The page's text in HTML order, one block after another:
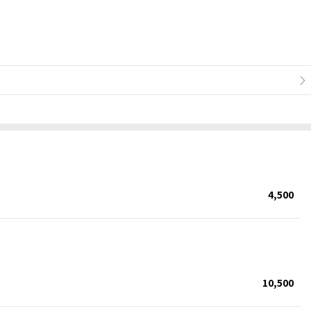
4,500
10,500